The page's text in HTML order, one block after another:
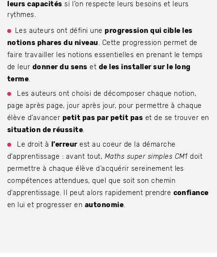
leurs capacités si l’on respecte leurs besoins et leurs
rythmes.
Les auteurs ont défini uneprogression qui cible les
notions phares du niveau. Cette progression permet de
faire travailler les notions essentielles en prenant le temps
de leur donner du sens et de les installer sur le long
terme.
Les auteurs ont choisi de décomposer chaque notion,
page après page, jour après jour, pour permettre à chaque
élève d’avancer petit pas par petit pas et de se trouver en
situation de réussite.
Le droit à l’erreurest au coeur de la démarche
d’apprentissage : avant tout, Maths super simples CM1 doit
permettre à chaque élève d’acquérir sereinement les
compétences attendues, quel que soit son chemin
d’apprentissage. Il peut alors rapidement prendre confiance
en lui et progresser en autonomie.